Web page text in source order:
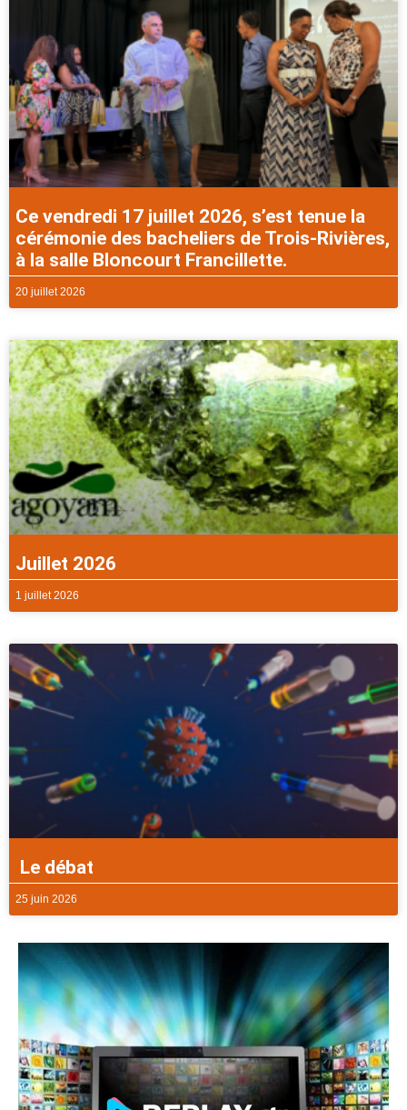
Ce vendredi 17 juillet 2026, s’est tenue la
cérémonie des bacheliers de Trois-Rivières,
à la salle Bloncourt Francillette.
20 juillet 2026
Juillet 2026
1 juillet 2026
Le débat
25 juin 2026